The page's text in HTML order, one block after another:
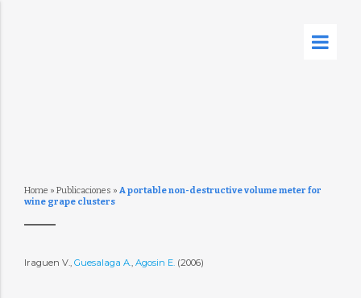
Home » Publicaciones » A portable non-destructive volume meter for
wine grape clusters
Iraguen V., Guesalaga A., Agosin E. (2006)